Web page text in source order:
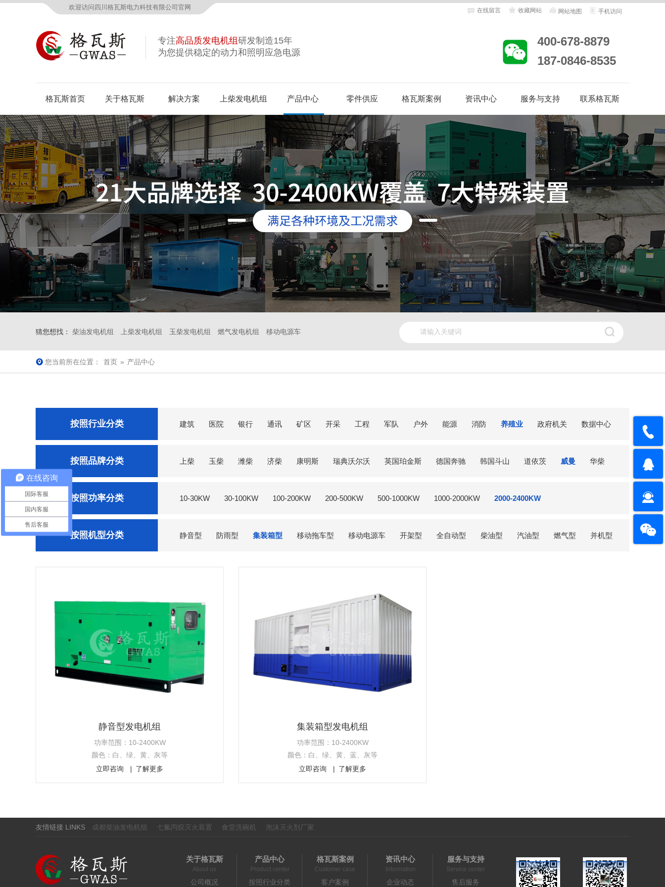
欢迎访问四川格瓦斯电力科技有限公司官网 在线留言 收藏网站 网站地图 手机访问
专注高品质发电机组 研发制造15年
为您提供稳定的动力和照明应急电源
400-678-8879
187-0846-8535
格瓦斯首页 关于格瓦斯
公司概况 资质荣誉 合作品牌 视频中心 企业风采 生产基地
解决方案 上柴发电机组 产品中心 零件供应 格瓦斯案例
客户案例 合作客户
资讯中心
企业动态 行业资讯 客户答疑
服务与支持
售后服务 维修保养
联系格瓦斯
猜您想找： 柴油发电机组 上柴发电机组 玉柴发电机组 燃气发电机组 移动电源车
您当前所在位置： 首页 » 产品中心
按照行业分类 建筑 医院 银行 通讯 矿区 开采 工程 军队 户外 能源 消防 养殖业 政府机关 数据中心
按照品牌分类 上柴 玉柴 潍柴 济柴 康明斯 瑞典沃尔沃 英国珀金斯 德国奔驰 韩国斗山 道依茨 威曼 华柴
菱重 东方红
按照功率分类 10-30KW 30-100KW 100-200KW 200-500KW 500-1000KW 1000-2000KW 2000-2400KW
按照机型分类 静音型 防雨型 集装箱型 移动拖车型 移动电源车 开架型 全自动型 柴油型 汽油型 燃气型 并机型
静音型发电机组
功率范围：10-2400KW
颜色：白、绿、黄、灰等
立即咨询
了解更多
集装箱型发电机组
功率范围：10-2400KW
颜色：白、绿、黄、蓝、灰等
立即咨询
了解更多
友情链接 LINKS 成都柴油发电机组 七氟丙烷灭火装置 食堂洗碗机 泡沫灭火剂厂家
关于格瓦斯
About us
公司概况
产品中心
Product center
按照行业分类
格瓦斯案例
Customer case
客户案例
资讯中心
Information
企业动态
服务与支持
Service center
售后服务
在线咨询
国际客服
国内客服
售后客服